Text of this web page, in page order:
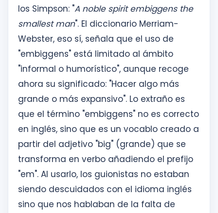
los Simpson: "A noble spirit embiggens the
smallest man". El diccionario Merriam-
Webster, eso sí, señala que el uso de
"embiggens" está limitado al ámbito
"informal o humorístico", aunque recoge
ahora su significado: "Hacer algo más
grande o más expansivo". Lo extraño es
que el término "embiggens" no es correcto
en inglés, sino que es un vocablo creado a
partir del adjetivo "big" (grande) que se
transforma en verbo añadiendo el prefijo
"em". Al usarlo, los guionistas no estaban
siendo descuidados con el idioma inglés
sino que nos hablaban de la falta de